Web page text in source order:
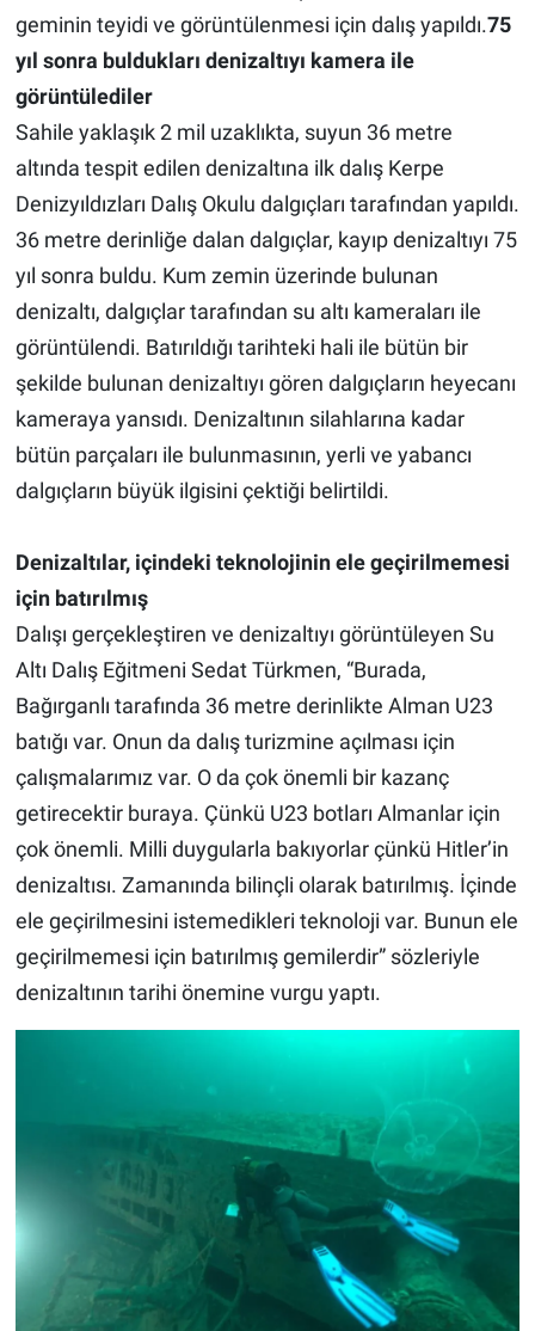
geminin teyidi ve görüntülenmesi için dalış yapıldı.75
yıl sonra buldukları denizaltıyı kamera ile
görüntülediler
Sahile yaklaşık 2 mil uzaklıkta, suyun 36 metre
altında tespit edilen denizaltına ilk dalış Kerpe
Denizyıldızları Dalış Okulu dalgıçları tarafından yapıldı.
36 metre derinliğe dalan dalgıçlar, kayıp denizaltıyı 75
yıl sonra buldu. Kum zemin üzerinde bulunan
denizaltı, dalgıçlar tarafından su altı kameraları ile
görüntülendi. Batırıldığı tarihteki hali ile bütün bir
şekilde bulunan denizaltıyı gören dalgıçların heyecanı
kameraya yansıdı. Denizaltının silahlarına kadar
bütün parçaları ile bulunmasının, yerli ve yabancı
dalgıçların büyük ilgisini çektiği belirtildi.
Denizaltılar, içindeki teknolojinin ele geçirilmemesi
için batırılmış
Dalışı gerçekleştiren ve denizaltıyı görüntüleyen Su
Altı Dalış Eğitmeni Sedat Türkmen, “Burada,
Bağırganlı tarafında 36 metre derinlikte Alman U23
batığı var. Onun da dalış turizmine açılması için
çalışmalarımız var. O da çok önemli bir kazanç
getirecektir buraya. Çünkü U23 botları Almanlar için
çok önemli. Milli duygularla bakıyorlar çünkü Hitler’in
denizaltısı. Zamanında bilinçli olarak batırılmış. İçinde
ele geçirilmesini istemedikleri teknoloji var. Bunun ele
geçirilmemesi için batırılmış gemilerdir” sözleriyle
denizaltının tarihi önemine vurgu yaptı.